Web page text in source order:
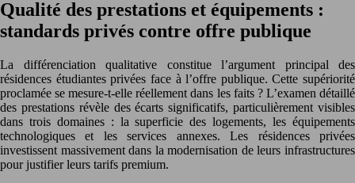
Qualité des prestations et équipements :
standards privés contre offre publique
La différenciation qualitative constitue l’argument principal des
résidences étudiantes privées face à l’offre publique. Cette supériorité
proclamée se mesure-t-elle réellement dans les faits ? L’examen détaillé
des prestations révèle des écarts significatifs, particulièrement visibles
dans trois domaines : la superficie des logements, les équipements
technologiques et les services annexes. Les résidences privées
investissent massivement dans la modernisation de leurs infrastructures
pour justifier leurs tarifs premium.